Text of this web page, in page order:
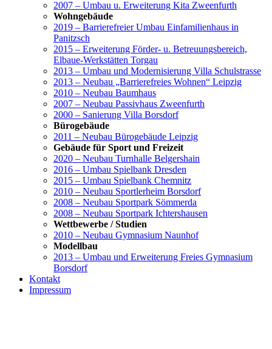
2007 – Umbau u. Erweiterung Kita Zweenfurth
Wohngebäude
2019 – Barrierefreier Umbau Einfamilienhaus in
Panitzsch
2015 – Erweiterung Förder- u. Betreuungsbereich,
Elbaue-Werkstätten Torgau
2013 – Umbau und Modernisierung Villa Schulstrasse
2013 – Neubau „Barrierefreies Wohnen“ Leipzig
2010 – Neubau Baumhaus
2007 – Neubau Passivhaus Zweenfurth
2000 – Sanierung Villa Borsdorf
Bürogebäude
2011 – Neubau Bürogebäude Leipzig
Gebäude für Sport und Freizeit
2020 – Neubau Turnhalle Belgershain
2016 – Umbau Spielbank Dresden
2015 – Umbau Spielbank Chemnitz
2010 – Neubau Sportlerheim Borsdorf
2008 – Neubau Sportpark Sömmerda
2008 – Neubau Sportpark Ichtershausen
Wettbewerbe / Studien
2010 – Neubau Gymnasium Naunhof
Modellbau
2013 – Umbau und Erweiterung Freies Gymnasium
Borsdorf
Kontakt
Impressum